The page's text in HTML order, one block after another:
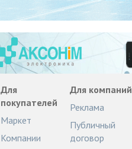
Для
покупателей
Маркет
Компании
Для компаний
Реклама
Публичный
договор